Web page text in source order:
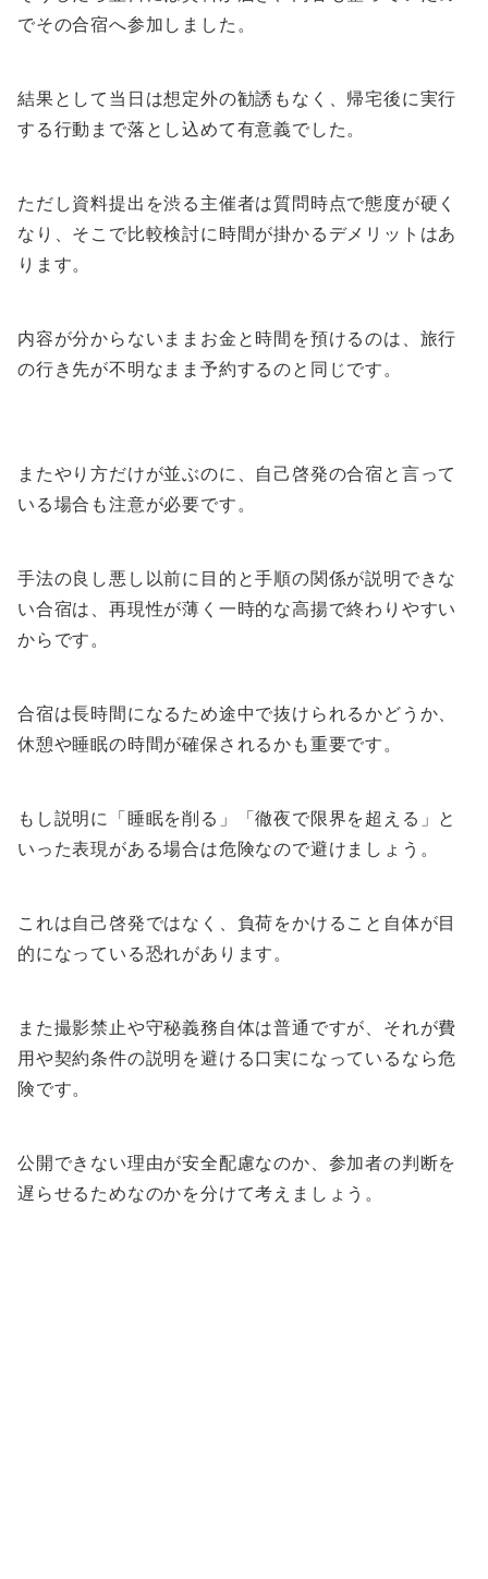
でその合宿へ参加しました。
結果として当日は想定外の勧誘もなく、帰宅後に実行
する行動まで落とし込めて有意義でした。
ただし資料提出を渋る主催者は質問時点で態度が硬く
なり、そこで比較検討に時間が掛かるデメリットはあ
ります。
内容が分からないままお金と時間を預けるのは、旅行
の行き先が不明なまま予約するのと同じです。
またやり方だけが並ぶのに、自己啓発の合宿と言って
いる場合も注意が必要です。
手法の良し悪し以前に目的と手順の関係が説明できな
い合宿は、再現性が薄く一時的な高揚で終わりやすい
からです。
合宿は長時間になるため途中で抜けられるかどうか、
休憩や睡眠の時間が確保されるかも重要です。
もし説明に「睡眠を削る」「徹夜で限界を超える」と
いった表現がある場合は危険なので避けましょう。
これは自己啓発ではなく、負荷をかけること自体が目
的になっている恐れがあります。
また撮影禁止や守秘義務自体は普通ですが、それが費
用や契約条件の説明を避ける口実になっているなら危
険です。
公開できない理由が安全配慮なのか、参加者の判断を
遅らせるためなのかを分けて考えましょう。